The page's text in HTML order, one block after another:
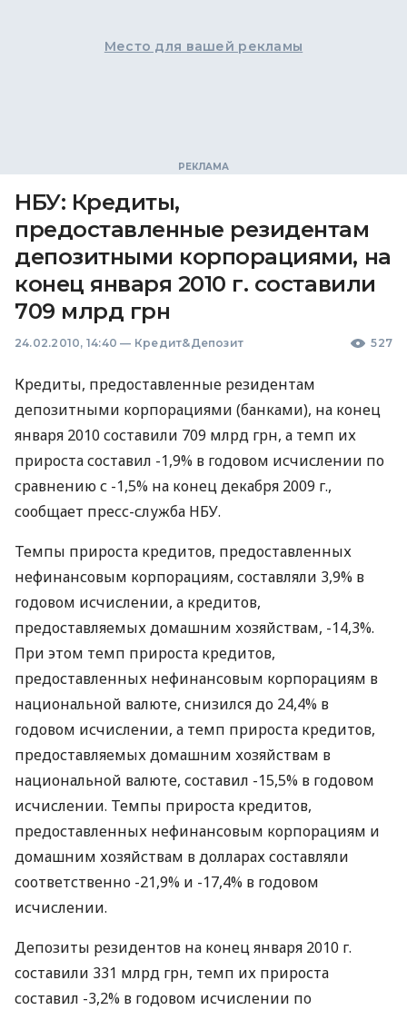
Место для вашей рекламы
НБУ: Кредиты,
предоставленные резидентам
депозитными корпорациями, на
конец января 2010 г. составили
709 млрд грн
24.02.2010, 14:40 — Кредит&Депозит 527
Кредиты, предоставленные резидентам
депозитными корпорациями (банками), на конец
января 2010 составили 709 млрд грн, а темп их
прироста составил -1,9% в годовом исчислении по
сравнению с -1,5% на конец декабря 2009 г.,
сообщает пресс-служба НБУ.
Темпы прироста кредитов, предоставленных
нефинансовым корпорациям, составляли 3,9% в
годовом исчислении, а кредитов,
предоставляемых домашним хозяйствам, -14,3%.
При этом темп прироста кредитов,
предоставленных нефинансовым корпорациям в
национальной валюте, снизился до 24,4% в
годовом исчислении, а темп прироста кредитов,
предоставляемых домашним хозяйствам в
национальной валюте, составил -15,5% в годовом
исчислении. Темпы прироста кредитов,
предоставленных нефинансовым корпорациям и
домашним хозяйствам в долларах составляли
соответственно -21,9% и -17,4% в годовом
исчислении.
Депозиты резидентов на конец января 2010 г.
составили 331 млрд грн, темп их прироста
составил -3,2% в годовом исчислении по